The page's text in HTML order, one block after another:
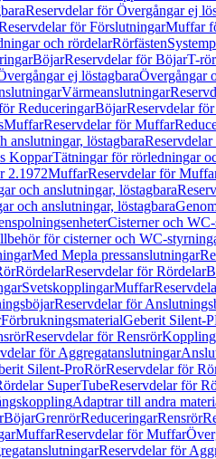
Reservdelar för Övergångar ej
för FörslutningarMuffar
och rördelarRörfästen
BöjarReservdelar för BöjarT-rör
ej löstagbaraÖvergångar
Värmeanslutningar
ReduceringarBöjarReservdelar
MuffarReservdelar för Muffar
anslutningar, löstagbara
KopparTätningar för rörledningar
2.1972MuffarReservdelar för
och anslutningar, löstagbara
och anslutningar, löstagbara
Cisterner och
för cisterner och WC-
Med Mepla pressanslutningar
RördelarReservdelar för Rördelar
SvetskopplingarMuffar
Reservdelar för
FörbrukningsmaterialGeberit Silent-
Reservdelar för Rensrör
för Aggregatanslutningar
Silent-ProRörReservdelar för
SuperTubeReservdelar för
Adaptrar till andra
BöjarGrenrörReduceringarRensrör
MuffarReservdelar för Muffar
Reservdelar för